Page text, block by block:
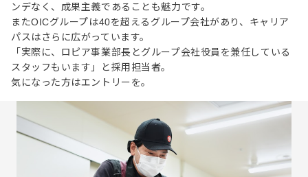
ンデなく、成果主義であることも魅力です。
またOICグループは40を超えるグループ会社があり、キャリア
パスはさらに広がっています。
「実際に、ロピア事業部長とグループ会社役員を兼任している
スタッフもいます」と採用担当者。
気になった方はエントリーを。